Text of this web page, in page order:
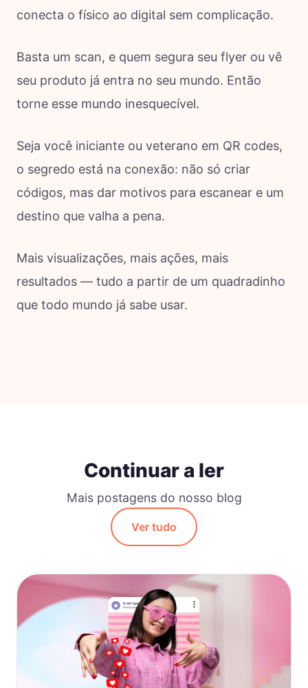
conecta o físico ao digital sem complicação.
Basta um scan, e quem segura seu flyer ou vê
seu produto já entra no seu mundo. Então
torne esse mundo inesquecível.
Seja você iniciante ou veterano em QR codes,
o segredo está na conexão: não só criar
códigos, mas dar motivos para escanear e um
destino que valha a pena.
Mais visualizações, mais ações, mais
resultados — tudo a partir de um quadradinho
que todo mundo já sabe usar.
Continuar a ler
Mais postagens do nosso blog
Ver tudo